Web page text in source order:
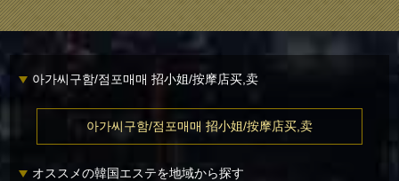
아가씨구함/점포매매 招小姐/按摩店买,卖
아가씨구함/점포매매 招小姐/按摩店买,卖
オススメの韓国エステを地域から探す